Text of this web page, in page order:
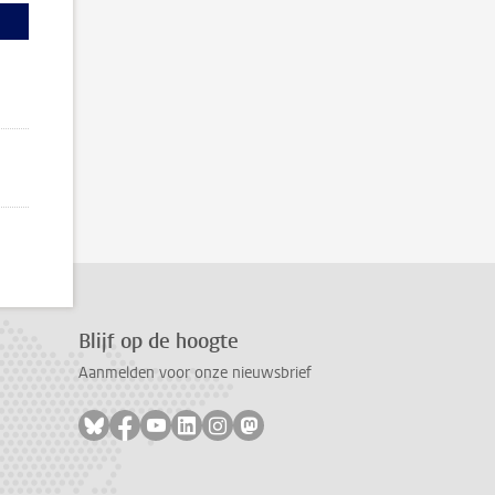
Blijf op de hoogte
Aanmelden voor onze nieuwsbrief
Volg ons op bluesky
Volg ons op facebook
Volg ons op youtube
Volg ons op linkedin
Volg ons op instagram
Volg ons op mastodon